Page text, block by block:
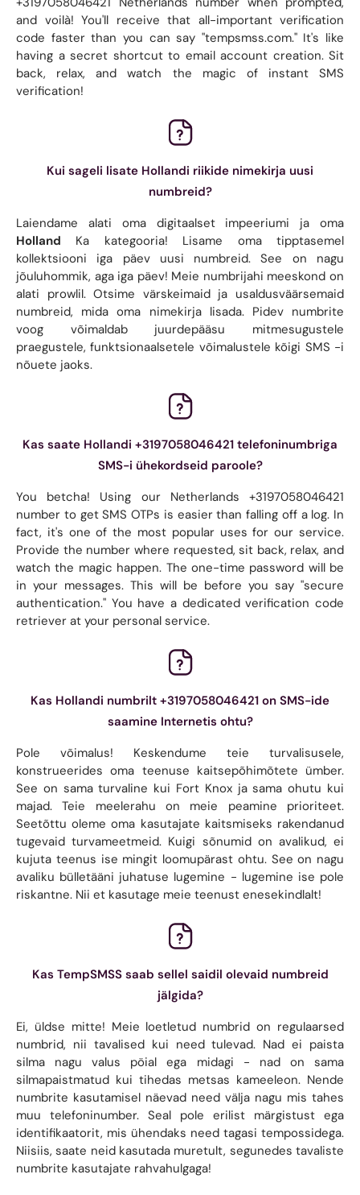
and voilà! You'll receive that all-important verification
code faster than you can say "tempsmss.com." It's like
having a secret shortcut to email account creation. Sit
back, relax, and watch the magic of instant SMS
verification!
Kui sageli lisate Hollandi riikide nimekirja uusi
numbreid?
Laiendame alati oma digitaalset impeeriumi ja oma
Holland Ka kategooria! Lisame oma tipptasemel
kollektsiooni iga päev uusi numbreid. See on nagu
jõuluhommik, aga iga päev! Meie numbrijahi meeskond on
alati prowlil. Otsime värskeimaid ja usaldusväärsemaid
numbreid, mida oma nimekirja lisada. Pidev numbrite
voog võimaldab juurdepääsu mitmesugustele
praegustele, funktsionaalsetele võimalustele kõigi SMS -i
nõuete jaoks.
Kas saate Hollandi +3197058046421 telefoninumbriga
SMS-i ühekordseid paroole?
You betcha! Using our Netherlands +3197058046421
number to get SMS OTPs is easier than falling off a log. In
fact, it's one of the most popular uses for our service.
Provide the number where requested, sit back, relax, and
watch the magic happen. The one-time password will be
in your messages. This will be before you say "secure
authentication." You have a dedicated verification code
retriever at your personal service.
Kas Hollandi numbrilt +3197058046421 on SMS-ide
saamine Internetis ohtu?
Pole võimalus! Keskendume teie turvalisusele,
konstrueerides oma teenuse kaitsepõhimõtete ümber.
See on sama turvaline kui Fort Knox ja sama ohutu kui
majad. Teie meelerahu on meie peamine prioriteet.
Seetõttu oleme oma kasutajate kaitsmiseks rakendanud
tugevaid turvameetmeid. Kuigi sõnumid on avalikud, ei
kujuta teenus ise mingit loomupärast ohtu. See on nagu
avaliku bülletääni juhatuse lugemine - lugemine ise pole
riskantne. Nii et kasutage meie teenust enesekindlalt!
Kas TempSMSS saab sellel saidil olevaid numbreid
jälgida?
Ei, üldse mitte! Meie loetletud numbrid on regulaarsed
numbrid, nii tavalised kui need tulevad. Nad ei paista
silma nagu valus pöial ega midagi - nad on sama
silmapaistmatud kui tihedas metsas kameeleon. Nende
numbrite kasutamisel näevad need välja nagu mis tahes
muu telefoninumber. Seal pole erilist märgistust ega
identifikaatorit, mis ühendaks need tagasi tempossidega.
Niisiis, saate neid kasutada muretult, segunedes tavaliste
numbrite kasutajate rahvahulgaga!